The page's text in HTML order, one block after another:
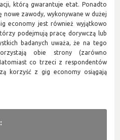
którą gwarantuje etat. Ponadto
nowe zawody, wykonywane w dużej
economy jest również wyjątkowo
podejmują pracę dorywczą lub
badanych uważa, że na tego
obie strony (zarówno
co trzeci z respondentów
korzyść z gig economy osiągają